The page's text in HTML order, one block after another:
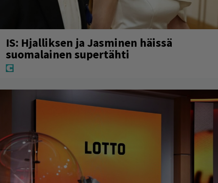
IS: Hjalliksen ja Jasminen häissä
suomalainen supertähti